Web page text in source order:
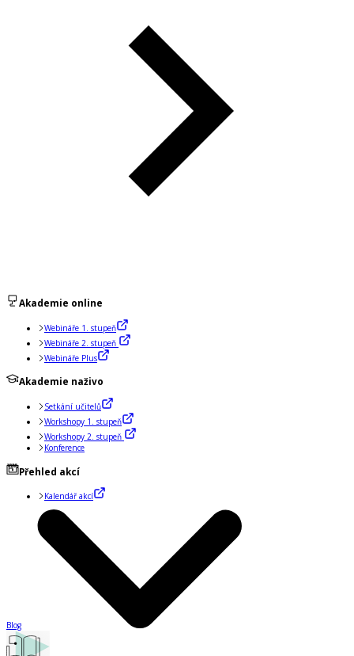
Akademie online
Webináře 1. stupeň
Webináře 2. stupeň
Webináře Plus
Akademie naživo
Setkání učitelů
Workshopy 1. stupeň
Workshopy 2. stupeň
Konference
Přehled akcí
Kalendář akcí
Blog